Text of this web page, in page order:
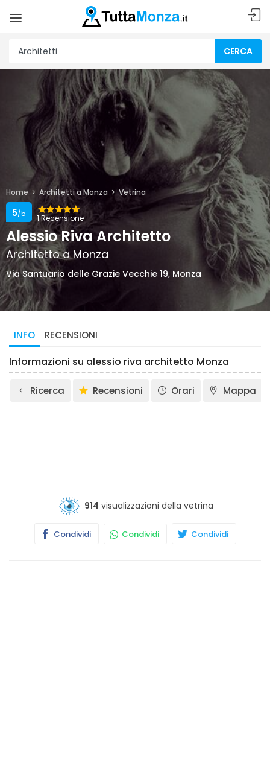
CERCA
Home Architetti a Monza Vetrina
1 Recensione
5/5
Alessio Riva Architetto
Architetto a Monza
Via Santuario delle Grazie Vecchie 19, Monza
INFO RECENSIONI
Informazioni su alessio riva architetto Monza
Ricerca Recensioni Orari Mappa
914 visualizzazioni della vetrina
Condividi Condividi Condividi